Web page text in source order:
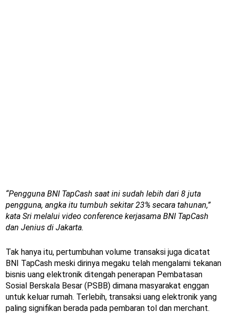
“Pengguna BNI TapCash saat ini sudah lebih dari 8 juta
pengguna, angka itu tumbuh sekitar 23% secara tahunan,”
kata Sri melalui video conference kerjasama BNI TapCash
dan Jenius di Jakarta.
Tak hanya itu, pertumbuhan volume transaksi juga dicatat
BNI TapCash meski dirinya megaku telah mengalami tekanan
bisnis uang elektronik ditengah penerapan Pembatasan
Sosial Berskala Besar (PSBB) dimana masyarakat enggan
untuk keluar rumah. Terlebih, transaksi uang elektronik yang
paling signifikan berada pada pembaran tol dan merchant.